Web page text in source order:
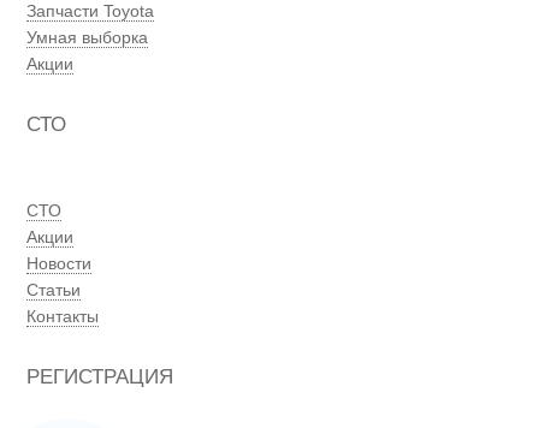
Запчасти Toyota
Умная выборка
Акции
СТО
СТО
Акции
Новости
Статьи
Контакты
РЕГИСТРАЦИЯ